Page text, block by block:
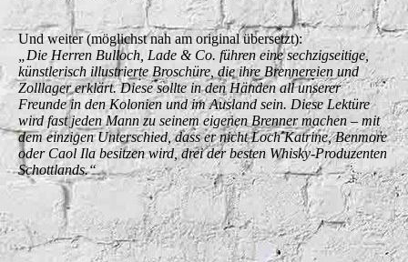
Und weiter (möglichst nah am original übersetzt):
„Die Herren Bulloch, Lade & Co. führen eine sechzigseitige,
künstlerisch illustrierte Broschüre, die ihre Brennereien und
Zolllager erklärt. Diese sollte in den Händen all unserer
Freunde in den Kolonien und im Ausland sein. Diese Lektüre
wird fast jeden Mann zu seinem eigenen Brenner machen – mit
dem einzigen Unterschied, dass er nicht Loch Katrine, Benmore
oder Caol Ila besitzen wird, drei der besten Whisky-Produzenten
Schottlands.“